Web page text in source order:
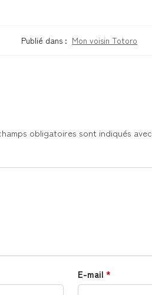
Publié dans : Mon voisin Totoro
obligatoires sont indiqués avec
E-mail *